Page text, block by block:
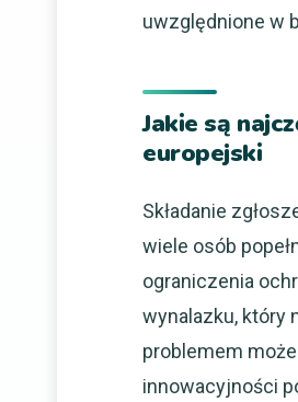
uwzględnione w
Jakie są
europejski
Składanie
wiele osób
ograniczenia
wynalazku, który
problemem
innowacyjności